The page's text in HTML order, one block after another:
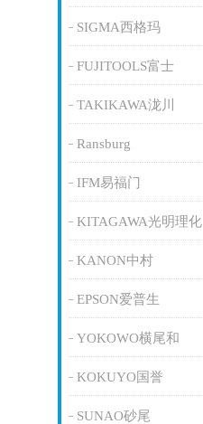
SIGMA西格玛
FUJITOOLS富士
TAKIKAWA泷川
Ransburg
IFM易福门
KITAGAWA光明理化
KANON中村
EPSON爱普生
YOKOWO横尾和
KOKUYO国誉
SUNAO砂尾